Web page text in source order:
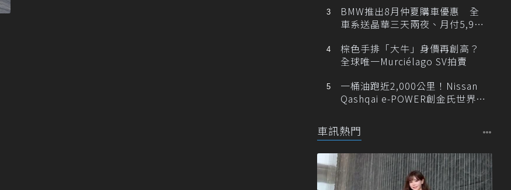
BMW推出8月仲夏購車優惠 全
車系送晶華三天兩夜、月付5,900
棕色手排「大牛」身價再創高？
全球唯一Murciélago SV拍賣
一桶油跑近2,000公里！Nissan
Qashqai e-POWER創金氏世界紀
車訊熱門